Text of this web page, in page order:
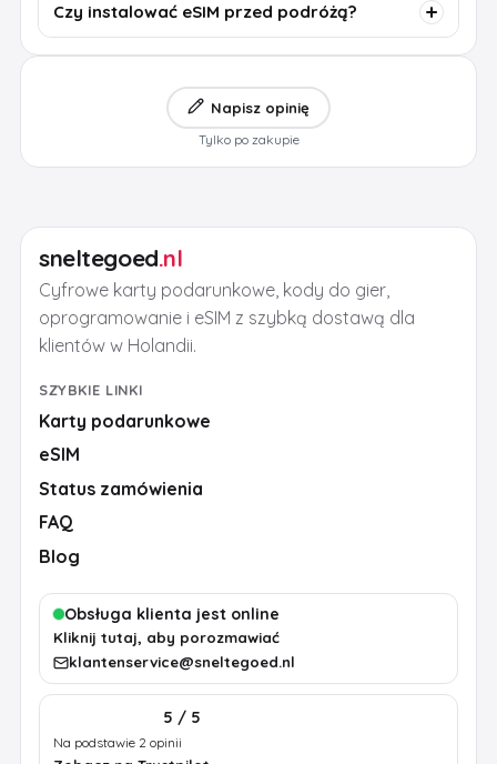
Czy instalować eSIM przed podróżą?
Napisz opinię
Tylko po zakupie
sneltegoed.nl
Cyfrowe karty podarunkowe, kody do gier,
oprogramowanie i eSIM z szybką dostawą dla
klientów w Holandii.
SZYBKIE LINKI
Karty podarunkowe
eSIM
Status zamówienia
FAQ
Blog
Obsługa klienta jest online
Kliknij tutaj, aby porozmawiać
klantenservice@sneltegoed.nl
5 / 5
Na podstawie 2 opinii